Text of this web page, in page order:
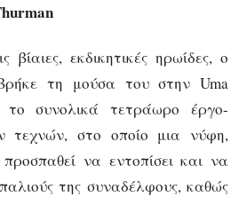
βίαιες, εκδικητικές ηρωίδες, ο
τη μούσα του στην Uma
συνολικά τετράωρο έργο-
τεχνών, στο οποίο μια νύφη,
να εντοπίσει και να
της συναδέλφους, καθώς